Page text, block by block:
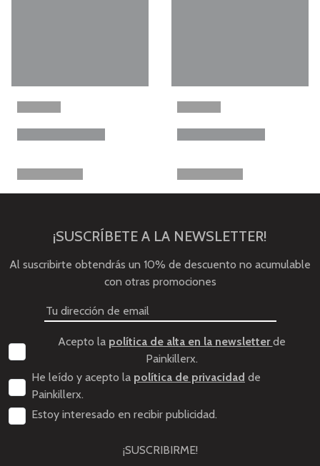
¡SUSCRÍBETE A LA NEWSLETTER!
Al suscribirte obtendrás un 10% de descuento no acumulable
con otras promociones
Acepto la política de alta en la newsletterde
Painkillerx.
He leído y acepto la política de privacidad de
Painkillerx.
Estoy interesado en recibir publicidad.
¡SUSCRIBIRME!